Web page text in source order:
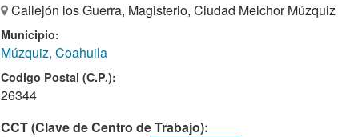
Callejón los Guerra, Magisterio, Ciudad Melchor Múzquiz
Municipio:
Múzquiz, Coahuila
Codigo Postal (C.P.):
26344
CCT (Clave de Centro de Trabajo):